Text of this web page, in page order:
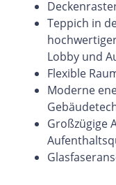
Teppich in
Lobby und
Flexible
Moderne
Großzügige